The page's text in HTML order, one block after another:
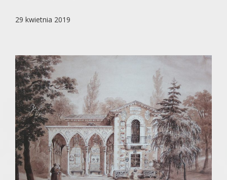
29 kwietnia 2019